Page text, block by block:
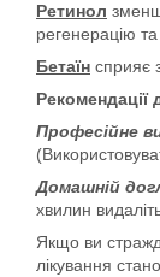
Ретинол
регенерацію
Бетаїн сприяє
Рекомендації
Професійне
Домашній
хвилин
Якщо ви
лікування